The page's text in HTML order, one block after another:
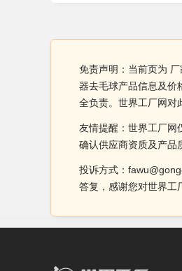
免责声明：当前页为
器去毛球产品信息及价
全负责。世界工厂网对
友情提醒：世界工厂网
确认供应商资质及产品
投诉方式：
答复，感谢您对世界工